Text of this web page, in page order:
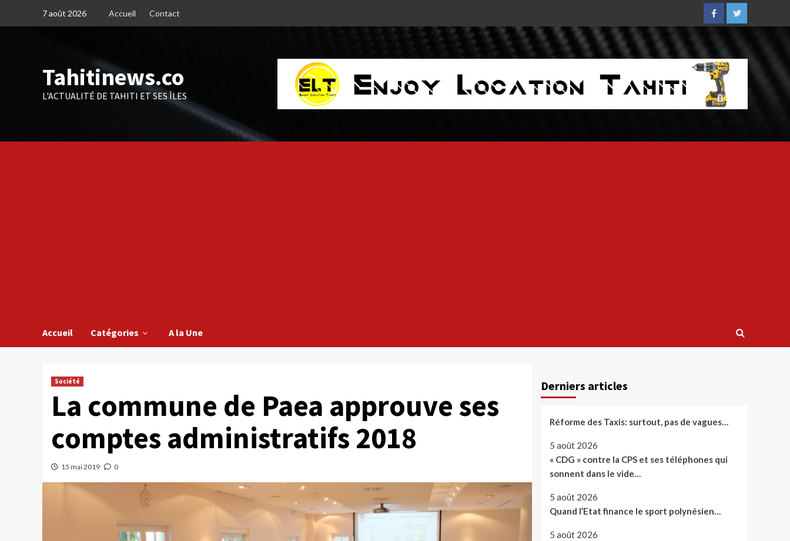
7 août 2026 Accueil Contact
FacebookTwitter
Tahitinews.co
L'ACTUALITÉ DE TAHITI ET SES ÎLES
Accueil Catégories A la Une
Société
La commune de Paea approuve ses
comptes administratifs 2018
15 mai 2019 0
Derniers articles
Réforme des Taxis: surtout, pas de vagues…
5 août 2026
« CDG » contre la CPS et ses téléphones qui
sonnent dans le vide…
5 août 2026
Quand l’Etat finance le sport polynésien…
5 août 2026